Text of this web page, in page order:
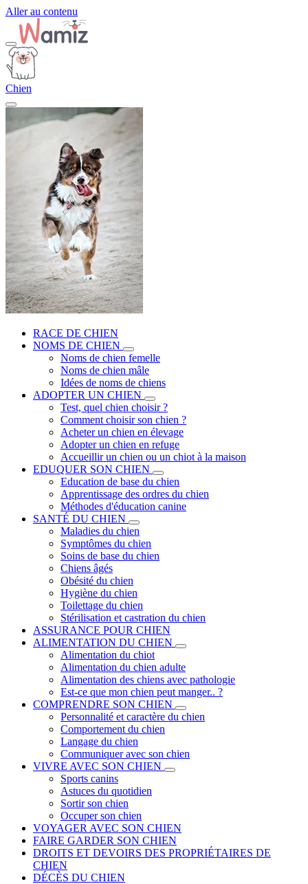
Aller au contenu
Chien
RACE DE CHIEN
NOMS DE CHIEN
Noms de chien femelle
Noms de chien mâle
Idées de noms de chiens
ADOPTER UN CHIEN
Test, quel chien choisir ?
Comment choisir son chien ?
Acheter un chien en élevage
Adopter un chien en refuge
Accueillir un chien ou un chiot à la maison
EDUQUER SON CHIEN
Education de base du chien
Apprentissage des ordres du chien
Méthodes d'éducation canine
SANTÉ DU CHIEN
Maladies du chien
Symptômes du chien
Soins de base du chien
Chiens âgés
Obésité du chien
Hygiène du chien
Toilettage du chien
Stérilisation et castration du chien
ASSURANCE POUR CHIEN
ALIMENTATION DU CHIEN
Alimentation du chiot
Alimentation du chien adulte
Alimentation des chiens avec pathologie
Est-ce que mon chien peut manger.. ?
COMPRENDRE SON CHIEN
Personnalité et caractère du chien
Comportement du chien
Langage du chien
Communiquer avec son chien
VIVRE AVEC SON CHIEN
Sports canins
Astuces du quotidien
Sortir son chien
Occuper son chien
VOYAGER AVEC SON CHIEN
FAIRE GARDER SON CHIEN
DROITS ET DEVOIRS DES PROPRIÉTAIRES DE
CHIEN
DÉCÈS DU CHIEN